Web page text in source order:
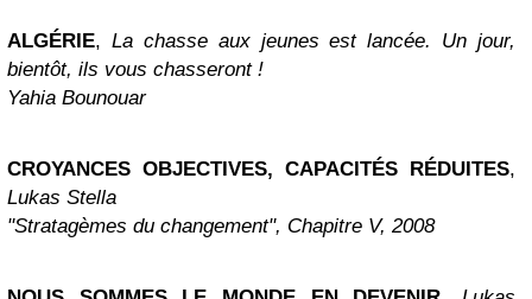
ALGÉRIE, La chasse aux jeunes est lancée. Un jour,
bientôt, ils vous chasseront !
Yahia Bounouar
CROYANCES OBJECTIVES, CAPACITÉS RÉDUITES,
Lukas Stella
"Stratagèmes du changement", Chapitre V, 2008